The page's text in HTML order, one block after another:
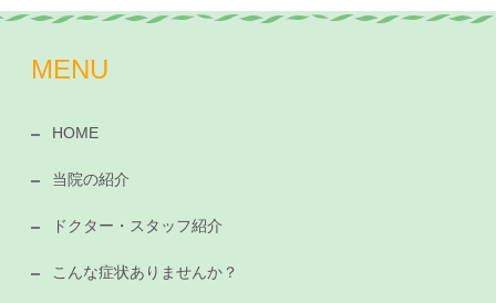
MENU
HOME
当院の紹介
ドクター・スタッフ紹介
こんな症状ありませんか？